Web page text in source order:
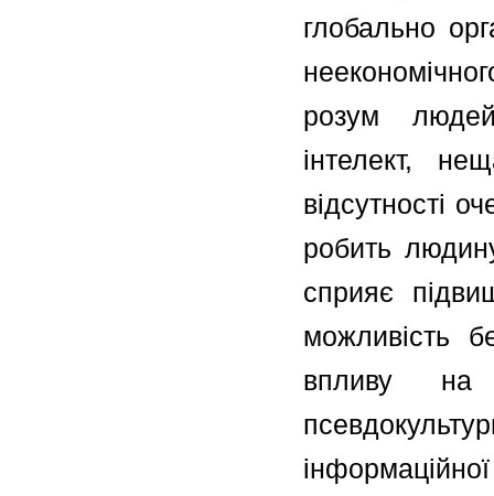
глобально
розум людей
інтелект,
відсутності
робить
сприяє
можливість
впливу на